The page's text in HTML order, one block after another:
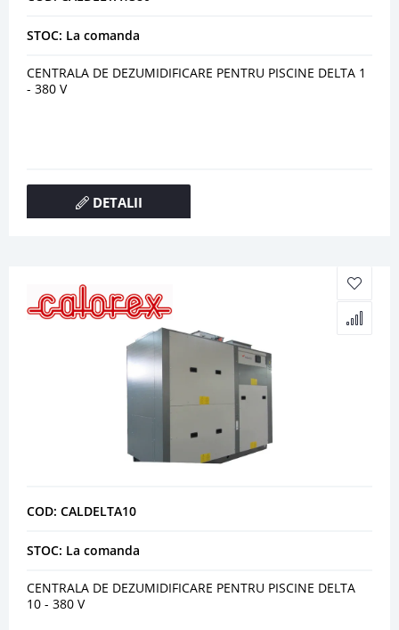
STOC: La comanda
CENTRALA DE DEZUMIDIFICARE PENTRU PISCINE DELTA 1
- 380 V
DETALII
COD: CALDELTA10
STOC: La comanda
CENTRALA DE DEZUMIDIFICARE PENTRU PISCINE DELTA
10 - 380 V